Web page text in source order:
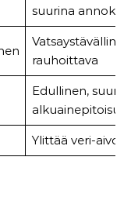
suurina
rauhoittava
Edullinen, suuri
Ylittää veri-